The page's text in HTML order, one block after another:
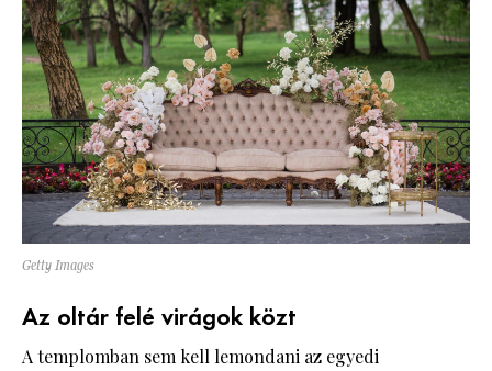
Getty Images
Az oltár felé virágok közt
A templomban sem kell lemondani az egyedi